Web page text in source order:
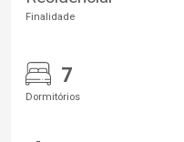
Finalidade
7
Dormitórios